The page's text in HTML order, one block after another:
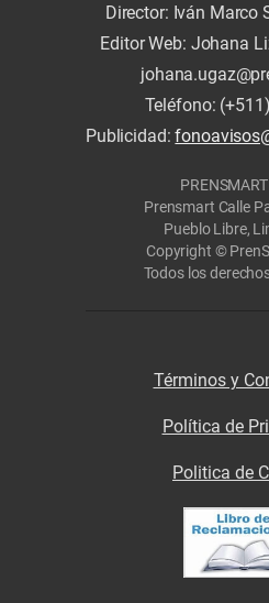
Director: Iván Marco
Editor Web: Johana
Teléfono:
Publicidad:
Prensmart Calle
Pueblo Libre,
Copyright ©
Todos los
Términos y
Política de
Politica de